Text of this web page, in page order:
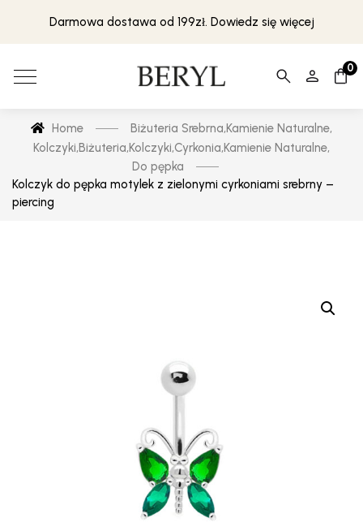
Darmowa dostawa od 199zł. Dowiedz się więcej
0
Home Biżuteria Srebrna,Kamienie Naturalne,
Kolczyki,Biżuteria,Kolczyki,Cyrkonia,Kamienie Naturalne,
Do pępka
Kolczyk do pępka motylek z zielonymi cyrkoniami srebrny –
piercing